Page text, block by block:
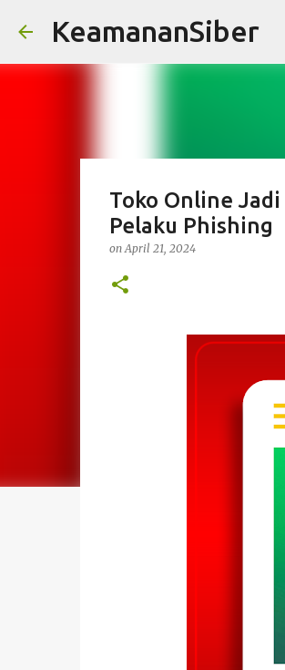
KeamananSiber
Toko Online
Pelaku Phishing
onApril 21, 2024